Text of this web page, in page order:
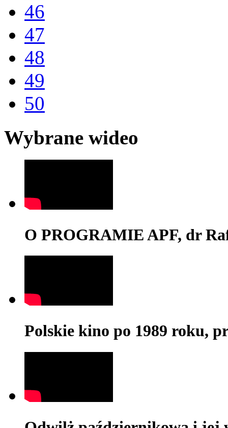
46
47
48
49
50
Wybrane wideo
O PROGRAMIE APF, dr
Polskie kino po 1989 roku,